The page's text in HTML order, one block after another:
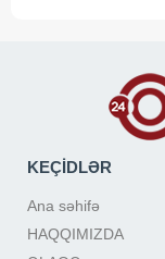
KEÇİDLƏR
Ana səhifə
HAQQIMIZDA